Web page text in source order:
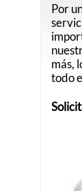
Por
más,
todo